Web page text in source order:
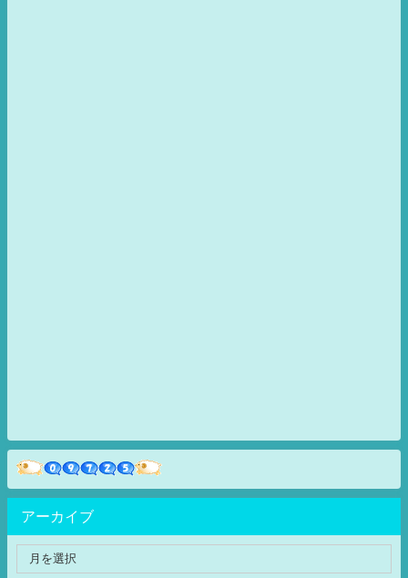
アーカイブ